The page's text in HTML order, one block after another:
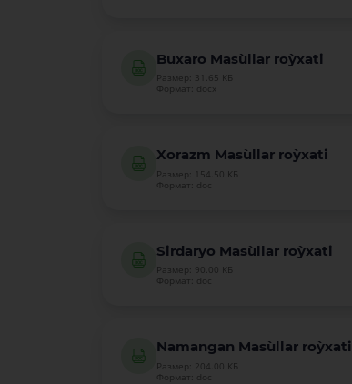
Buxaro Mas`ullar ro`yxati
Размер: 31.65 КБ
Формат: docx
Xorazm Mas`ullar ro`yxati
Размер: 154.50 КБ
Формат: doc
Sirdaryo Mas`ullar ro`yxati
Размер: 90.00 КБ
Формат: doc
Namangan Mas`ullar ro`yxati
Размер: 204.00 КБ
Формат: doc